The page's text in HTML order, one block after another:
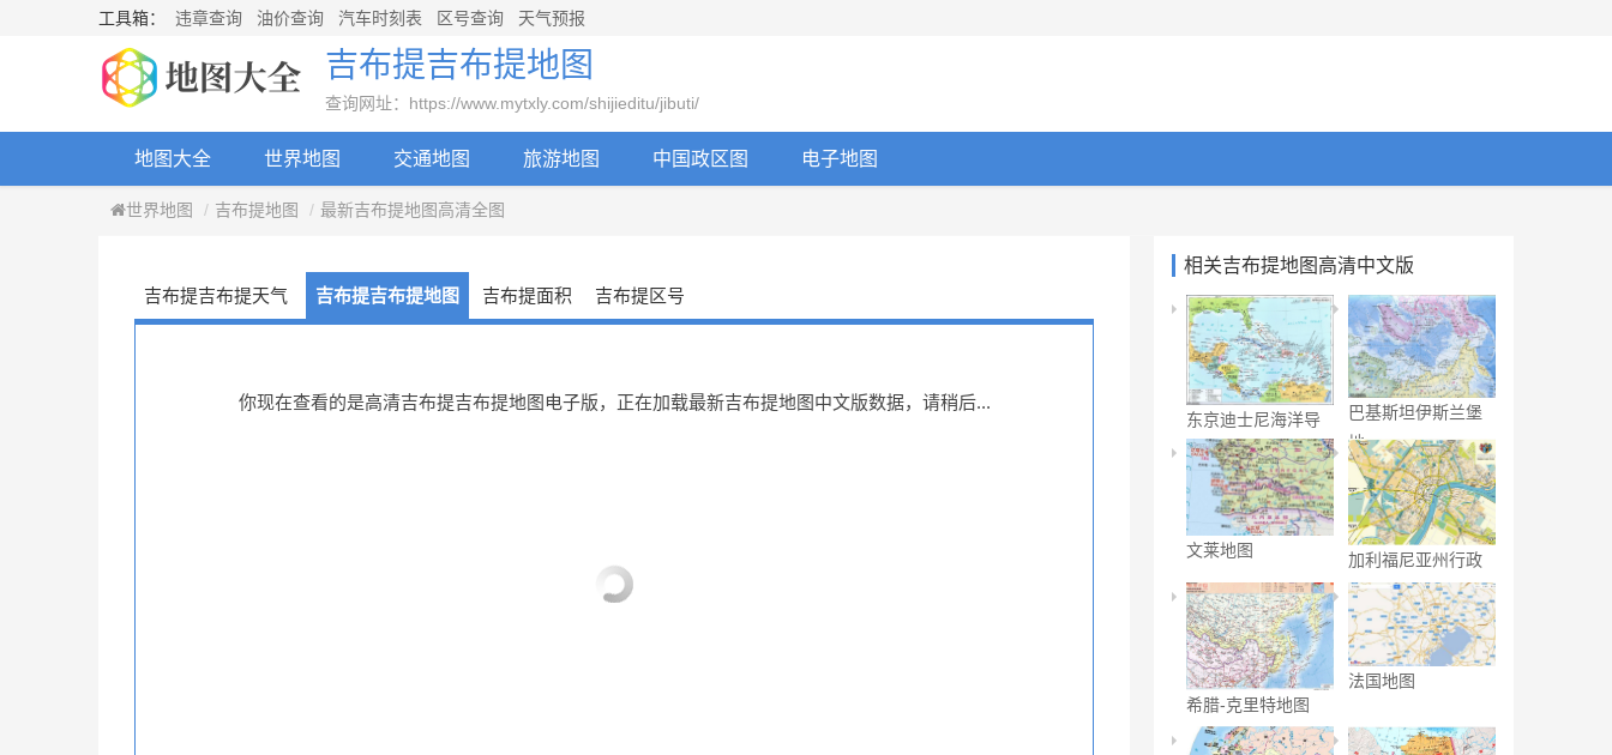
工具箱： 违章查询 油价查询 汽车时刻表 区号查询 天气预报
吉布提吉布提地图
查询网址：https://www.mytxly.com/shijieditu/jibuti/
地图大全 世界地图 交通地图 旅游地图 中国政区图 电子地图
世界地图 吉布提地图 最新吉布提地图高清全图
吉布提吉布提天气 吉布提吉布提地图 吉布提面积 吉布提区号
你现在查看的是高清吉布提吉布提地图电子版，正在加载最新吉布提地图中文版数据，请稍后...
相关吉布提地图高清中文版
东京迪士尼海洋导
游
巴基斯坦伊斯兰堡
地
文莱地图
加利福尼亚州行政
区
希腊-克里特地图
法国地图